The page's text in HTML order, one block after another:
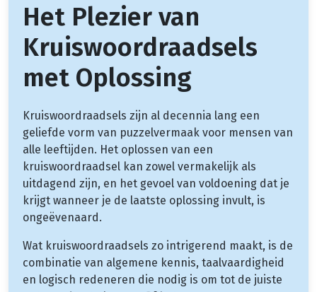
Het Plezier van
Kruiswoordraadsels
met Oplossing
Kruiswoordraadsels zijn al decennia lang een
geliefde vorm van puzzelvermaak voor mensen van
alle leeftijden. Het oplossen van een
kruiswoordraadsel kan zowel vermakelijk als
uitdagend zijn, en het gevoel van voldoening dat je
krijgt wanneer je de laatste oplossing invult, is
ongeëvenaard.
Wat kruiswoordraadsels zo intrigerend maakt, is de
combinatie van algemene kennis, taalvaardigheid
en logisch redeneren die nodig is om tot de juiste